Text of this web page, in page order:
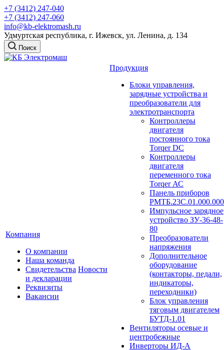
+7 (3412) 247-040
+7 (3412) 247-060
info@kb-elektromash.ru
Удмуртская республика, г. Ижевск, ул. Ленина, д. 134
Поиск
Компания
О компании
Наша команда
Свидетельства
и декларации
Реквизиты
Вакансии
Новости
Продукция
Блоки управления,
зарядные устройства и
преобразователи для
электротранспорта
Контроллеры
двигателя
постоянного тока
Torqer DC
Контроллеры
двигателя
переменного тока
Torqer АС
Панель приборов
РМТБ.23С.01.000.000
Импульсное зарядное
устройство ЗУ-36-48-
80
Преобразователи
напряжения
Дополнительное
оборудование
(контакторы, педали,
индикаторы,
переходники)
Блок управления
тяговым двигателем
БУТД-1.01
Вентиляторы осевые и
центробежные
Инверторы ИД-А